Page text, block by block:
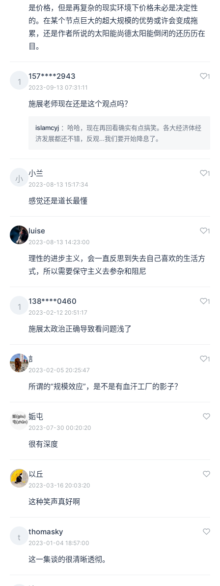
是价格，但是再复杂的现实环境下价格未必是决定性
的。在某个节点巨大的超大规模的优势或许会变成拖
累，还是作者所说的太阳能尚德太阳能倒闭的还历历在
目。
1
157****2943 1
2023-09-13 07:31:11
施展老师现在还是这个观点吗？
islamcyj ：哈哈，现在再回看确实有点搞笑。各大经济体经
济发展都还不错，反观…我们要开始降息了。
小
小兰 1
2023-08-13 15:17:34
感觉还是道长最懂
luise 1
2023-08-13 14:23:00
理性的进步主义，会一直反思到失去自己喜欢的生活方
式，所以需要保守主义去参杂和阻尼
1
138****0460 1
2023-02-12 20:51:17
施展太政治正确导致看问题浅了
訁 1
2023-02-05 20:25:47
所谓的“规模效应”，是不是有血汗工厂的影子？
姤屯
2023-07-30 00:20:20
很有深度
以丘
2023-03-16 20:03:20
这种笑声真好啊
t
thomasky
2023-01-04 18:57:00
这一集谈的很清晰透彻。